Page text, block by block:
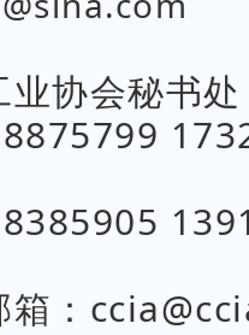
协会秘书处
：